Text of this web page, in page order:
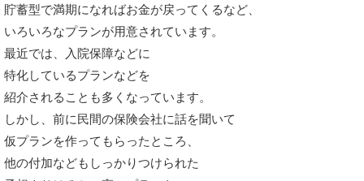
貯蓄型で満期になればお金が戻ってくるなど、
いろいろなプランが用意されています。
最近では、入院保障などに
特化しているプランなどを
紹介されることも多くなっています。
しかし、前に民間の保険会社に話を聞いて
仮プランを作ってもらったところ、
他の付加などもしっかりつけられた